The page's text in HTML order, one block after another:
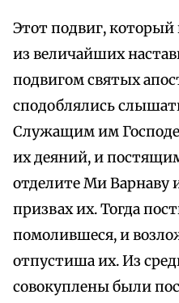
Этот подвиг, который
из величайших
подвигом святых
сподоблялись
Служащим им
их деяний, и
отделите Ми Варнаву
призвах их. Тогда
помолившеся, и
отпустиша их. Из
совокуплены были